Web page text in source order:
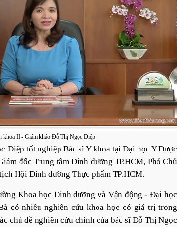
khoa II - Giám khảo Đỗ Thị Ngọc Diệp
Diệp tốt nghiệp Bác sĩ Y khoa tại Đại học Y Dược
đốc Trung tâm Dinh dưỡng TP.HCM, Phó Chủ
Hội Dinh dưỡng Thực phẩm TP.HCM.
Khoa học Dinh dưỡng và Vận động - Đại học
có nhiều nghiên cứu khoa học có giá trị trong
chủ đề nghiên cứu chính của bác sĩ Đỗ Thị Ngọc